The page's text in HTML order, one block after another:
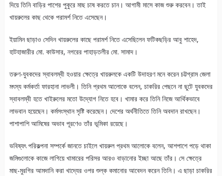
দিয়ে তিনি বাড়ির পাশের পুকুরে মাছ চাষ করতে চান। আগামী মাসে কাজ শুরু করবেন। তাই
খায়রুলের কাছ থেকে পরামর্শ নিতে এসেছেন।
ইয়ামিন ছাড়াও সেদিন খায়রুলের কাছে পরামর্শ নিতে এসেছিলেন ফটিকছড়ির আবু শাহেদ,
হাটহাজারীর মো. কাউসার, নগরের পাহাড়তলীর মো. সামাদ।
তরুণ-যুবকদের স্বাবলম্বী হওয়ার ক্ষেত্রে খায়রুলকে একটি উদাহরণ মনে করেন চট্টগ্রাম জেলা
মৎস্য কর্মকর্তা ফারহানা লাভলী। তিনি প্রথম আলোকে বলেন, চাকরির পেছনে না ছুটে যুবকদের
স্বাবলম্বী হতে খাইরুলের মতো উদ্যোগ নিতে হবে। খামার করে তিনি নিজে আর্থিকভাবে
লাভবান হয়েছেন। কর্মসংস্থান সৃষ্টি করেছেন। দেশের অর্থনীতিতে তিনি অবদান রাখছেন।
পাশাপাশি আমিষের অভাব পূরণেও তাঁর ভূমিকা রয়েছে।
ভবিষ্যৎ পরিকল্পনা সম্পর্কে জানতে চাইলে খায়রুল প্রথম আলোকে বলেন, আশপাশে পড়ে থাকা
জমিগুলোকে কাজে লাগিয়ে খামারের পরিসর আরও বাড়ানোর ইচ্ছা আছে তাঁর। সে ক্ষেত্রে
মাছ-মুরগির আমদানি করা খাদ্যের ওপর শুল্ক কমানোর আবেদন করেন তিনি। এ ছাড়া চাকরির